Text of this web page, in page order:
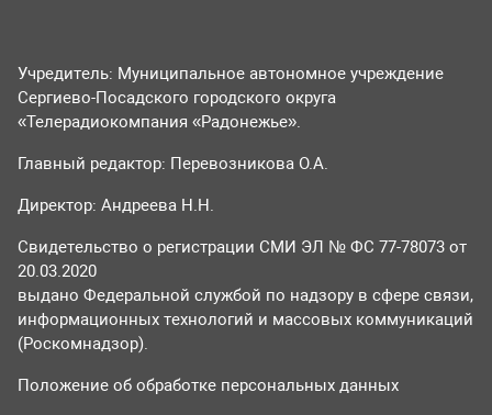
Учредитель: Муниципальное автономное учреждение
Сергиево-Посадского городского округа
«Телерадиокомпания «Радонежье».
Главный редактор: Перевозникова О.А.
Директор: Андреева Н.Н.
Свидетельство о регистрации СМИ ЭЛ № ФС 77-78073 от
20.03.2020
выдано Федеральной службой по надзору в сфере связи,
информационных технологий и массовых коммуникаций
(Роскомнадзор).
Положение об обработке персональных данных